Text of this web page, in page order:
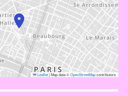
Leaflet|Map data ©OpenStreetMapcontributors